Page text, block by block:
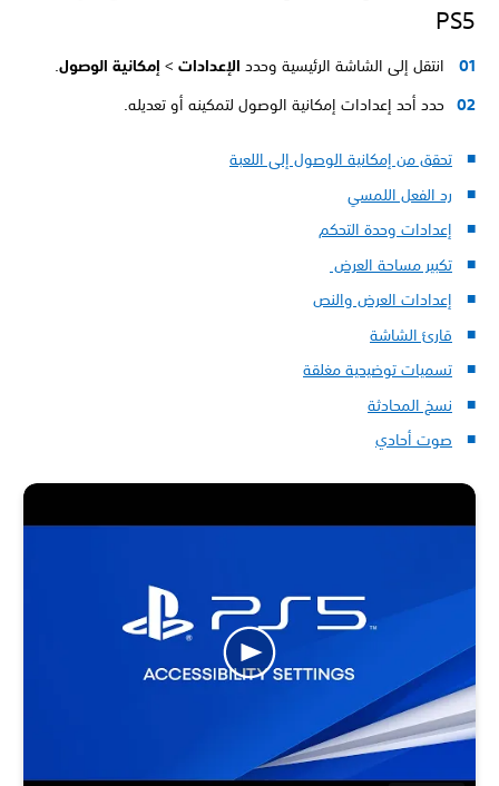
PS5
انتقل إلى الشاشة الرئيسية وحددالإعدادات>إمكانية الوصول.
حدد أحد إعدادات إمكانية الوصول لتمكينه أو تعديله.
تحقق من إمكانية الوصول إلى اللعبة
رد الفعل اللمسي
إعدادات وحدة التحكم
تكبير مساحة العرض
إعدادات العرض والنص
قارئ الشاشة
تسميات توضيحية مغلقة
نسخ المحادثة
صوت أحادي